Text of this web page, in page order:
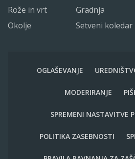
Rože in vrt
Gradnja
Okolje
Setveni koledar
OGLAŠEVANJE
MODERIRANJE
SPREMENI NASTAVITVE
POLITIKA ZASEBNOSTI